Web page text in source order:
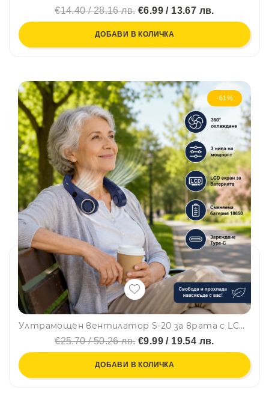
€14.40 / 28.16 лв.€6.99 / 13.67 лв.
ДОБАВИ В КОЛИЧКА
-61%
Ултрамощен вентилатор S-20 за врата с LCD екран, hands free прохлада където и да си
€25.70 / 50.26 лв.€9.99 / 19.54 лв.
ДОБАВИ В КОЛИЧКА